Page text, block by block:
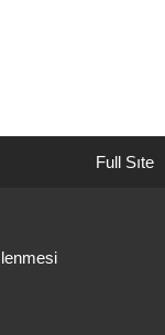
Full Sıte